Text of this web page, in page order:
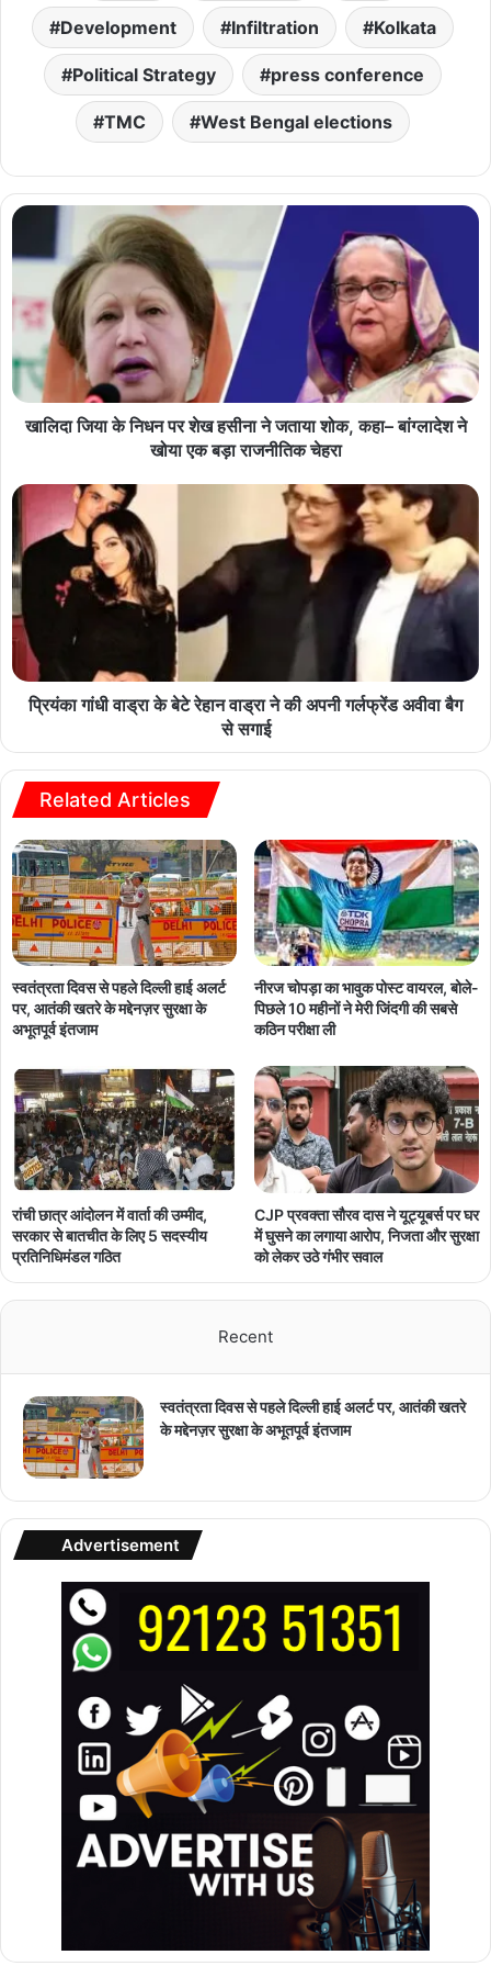
Development Infiltration Kolkata
Political Strategy press conference
TMC West Bengal elections
खालिदा जिया के निधन पर शेख हसीना ने जताया शोक, कहा– बांग्लादेश ने
खोया एक बड़ा राजनीतिक चेहरा
प्रियंका गांधी वाड्रा के बेटे रेहान वाड्रा ने की अपनी गर्लफ्रेंड अवीवा बैग
से सगाई
Related Articles
स्वतंत्रता दिवस से पहले दिल्ली हाई अलर्ट
पर, आतंकी खतरे के मद्देनज़र सुरक्षा के
अभूतपूर्व इंतजाम
नीरज चोपड़ा का भावुक पोस्ट वायरल, बोले-
पिछले 10 महीनों ने मेरी जिंदगी की सबसे
कठिन परीक्षा ली
रांची छात्र आंदोलन में वार्ता की उम्मीद,
सरकार से बातचीत के लिए 5 सदस्यीय
प्रतिनिधिमंडल गठित
CJP प्रवक्ता सौरव दास ने यूट्यूबर्स पर घर
में घुसने का लगाया आरोप, निजता और सुरक्षा
को लेकर उठे गंभीर सवाल
Recent
स्वतंत्रता दिवस से पहले दिल्ली हाई अलर्ट पर, आतंकी खतरे
के मद्देनज़र सुरक्षा के अभूतपूर्व इंतजाम
Advertisement